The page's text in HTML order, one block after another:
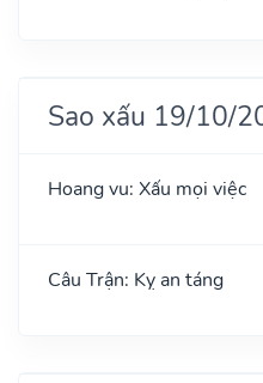
Sao xấu 19/10/
Hoang vu: Xấu mọi việc
Câu Trận: Kỵ an táng